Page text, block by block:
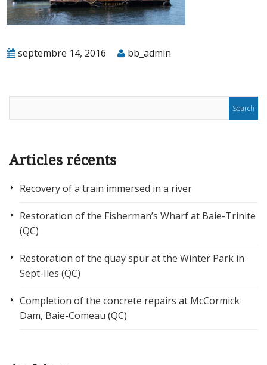
septembre 14, 2016 bb_admin
Articles récents
Recovery of a train immersed in a river
Restoration of the Fisherman’s Wharf at Baie-Trinite
(QC)
Restoration of the quay spur at the Winter Park in
Sept-Iles (QC)
Completion of the concrete repairs at McCormick
Dam, Baie-Comeau (QC)